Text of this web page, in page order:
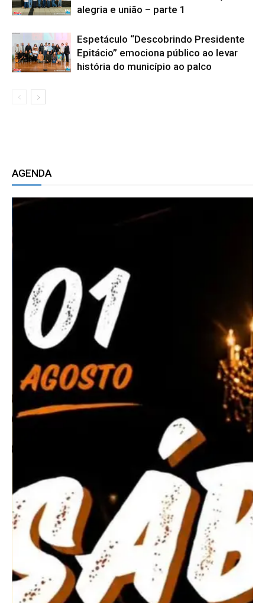
alegria e união – parte 1
Espetáculo “Descobrindo Presidente
Epitácio” emociona público ao levar
história do município ao palco
AGENDA